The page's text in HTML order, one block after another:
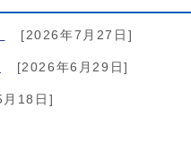
[2026年7月27日]
[2026年6月29日]
18日]